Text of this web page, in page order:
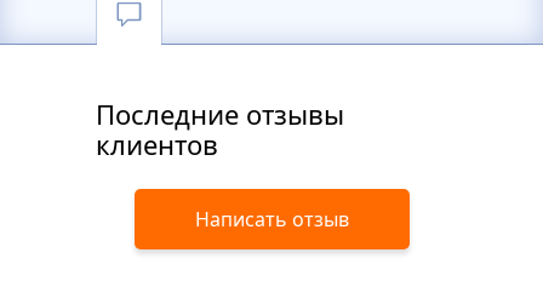
Последние отзывы
клиентов
Написать отзыв